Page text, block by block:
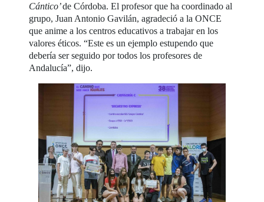
Cántico’de Córdoba. El profesor que ha coordinado al
grupo, Juan Antonio Gavilán, agradeció a la ONCE
que anime a los centros educativos a trabajar en los
valores éticos. “Este es un ejemplo estupendo que
debería ser seguido por todos los profesores de
Andalucía”, dijo.